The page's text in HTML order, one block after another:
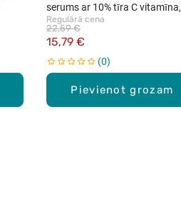
Pievienot grozam
serums ar 10% tīra C vitamīna,
blāvai ādai, 30ml
Regulārā cena
15,79 €
22,59 €
0